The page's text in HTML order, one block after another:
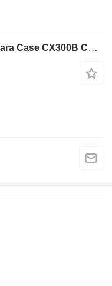
Case KSC10350 motor de giro para Case CX300B CX300C CX300D CX300E CX350B CX350C CX350D CX360B CX370B CX370C CX380C CX380D CX380E CX290B excavadora